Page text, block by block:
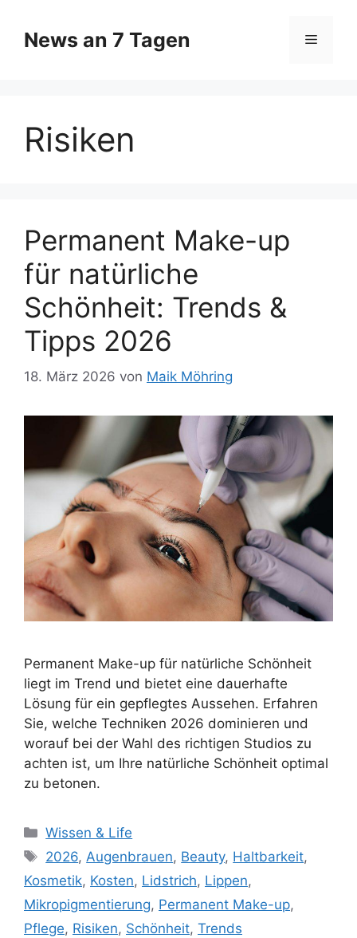
Inhalt
springen
News an 7 Tagen Menü
Risiken
Permanent Make-up
für natürliche
Schönheit: Trends &
Tipps 2026
18. März 2026 von Maik Möhring
Permanent Make-up für natürliche Schönheit
liegt im Trend und bietet eine dauerhafte
Lösung für ein gepflegtes Aussehen. Erfahren
Sie, welche Techniken 2026 dominieren und
worauf bei der Wahl des richtigen Studios zu
achten ist, um Ihre natürliche Schönheit optimal
zu betonen.
Kategorien
Wissen & Life
Schlagwörter
2026,Augenbrauen, Beauty, Haltbarkeit,
Kosmetik, Kosten, Lidstrich, Lippen,
Mikropigmentierung, Permanent Make-up,
Pflege, Risiken, Schönheit, Trends